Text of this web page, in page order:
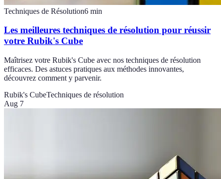
Techniques de Résolution6 min
Les meilleures techniques de résolution pour réussir
votre Rubik's Cube
Maîtrisez votre Rubik's Cube avec nos techniques de résolution
efficaces. Des astuces pratiques aux méthodes innovantes,
découvrez comment y parvenir.
Rubik's CubeTechniques de résolution
Aug 7